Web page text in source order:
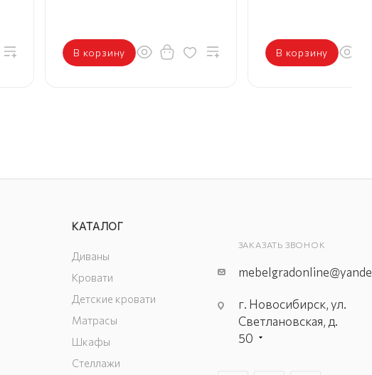
В корзину В корзину
КАТАЛОГ
Диваны
Кровати
Детские кровати
Матрасы
Шкафы
Стеллажи
ЗАКАЗАТЬ ЗВОНОК
г. Новосибирск, ул.
Светлановская, д.
50